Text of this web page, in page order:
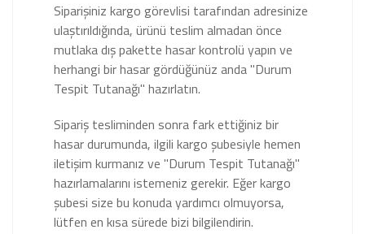
Siparişiniz kargo görevlisi tarafından adresinize
ulaştırıldığında, ürünü teslim almadan önce
mutlaka dış pakette hasar kontrolü yapın ve
herhangi bir hasar gördüğünüz anda "Durum
Tespit Tutanağı" hazırlatın.
Sipariş tesliminden sonra fark ettiğiniz bir
hasar durumunda, ilgili kargo şubesiyle hemen
iletişim kurmanız ve "Durum Tespit Tutanağı"
hazırlamalarını istemeniz gerekir. Eğer kargo
şubesi size bu konuda yardımcı olmuyorsa,
lütfen en kısa sürede bizi bilgilendirin.